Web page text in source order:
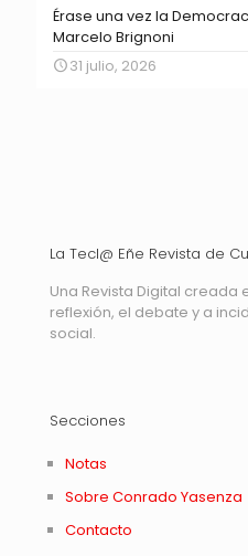
Érase una vez la
Marcelo Brignoni
31 julio, 2026
La Tecl@ Eñe Revista de
Una Revista Digital creada
reflexión, el debate y a
social.
Secciones
Notas
Sobre Conrado Yasenza
Contacto